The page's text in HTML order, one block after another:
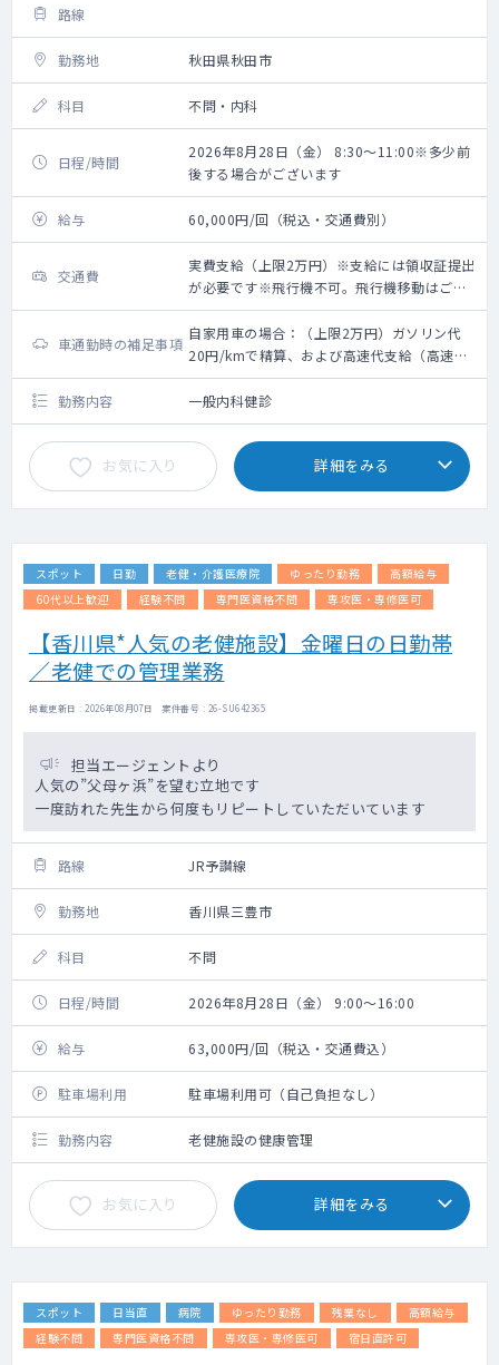
路線
勤務地 秋田県秋田市
科目 不問・内科
日程/時間
2026年8月28日（金） 8:30～11:00※多少前
後する場合がございます
給与 60,000円/回（税込・交通費別）
交通費
実費支給（上限2万円）※支給には領収証提出
が必要です※飛行機不可。飛行機移動はご遠
慮いただいております。
車通勤時の補足事項
自家用車の場合：（上限2万円）ガソリン代
20円/kmで精算、および高速代支給（高速代
支給には領収証、ETCの場合は利用明細の提
出が必要です）※レンタカー代支給不可
勤務内容 一般内科健診
お気に入り 詳細をみる
スポット 日勤 老健・介護医療院 ゆったり勤務
高額給与
60代以上歓迎
経験不問 専門医資格不問 専攻医・専修医可
【香川県*人気の老健施設】金曜日の日勤帯
／老健での管理業務
掲載更新日 : 2026年08月07日 案件番号 : 26-SU642365
担当エージェントより
人気の”父母ヶ浜”を望む立地です
一度訪れた先生から何度もリピートしていただいています
路線 JR予讃線
勤務地 香川県三豊市
科目 不問
日程/時間 2026年8月28日（金） 9:00～16:00
給与 63,000円/回（税込・交通費込）
駐車場利用 駐車場利用可（自己負担なし）
勤務内容 老健施設の健康管理
お気に入り 詳細をみる
スポット 日当直 病院 ゆったり勤務 残業なし
高額給与
経験不問
専門医資格不問 専攻医・専修医可 宿日直許可